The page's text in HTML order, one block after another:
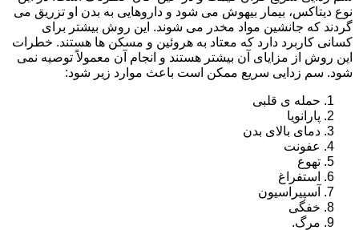
نوع دیتاکس، بیمار بیهوش می شود و داروهایی به بدن او تزریق می
گردند که جانشین مواد مخدر می شوند. این روش بیشتر برای
کسانی کاربرد دارد که معتاد به هروئین و مسکن ها هستند. خطرات
این روش از مزایای آن بیشتر هستند و انجام آن معمولاً توصیه نمی
شود. سم زدایی سریع ممکن است باعث موارد زیر شود:
حمله ی قلبی
پارانویا
دمای بالای بدن
عفونت
تهوع
استفراغ
آسپیراسیون
خفگی
مرگ.